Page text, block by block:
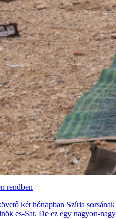
rendben
két hónapban Szíria
es-Sar. De ez egy nagyon-